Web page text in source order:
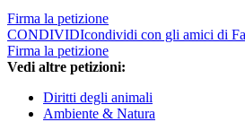
Firma la petizione
CONDIVIDIcondividi con gli amici di
Firma la petizione
Vedi altre petizioni:
Diritti degli animali
Ambiente & Natura